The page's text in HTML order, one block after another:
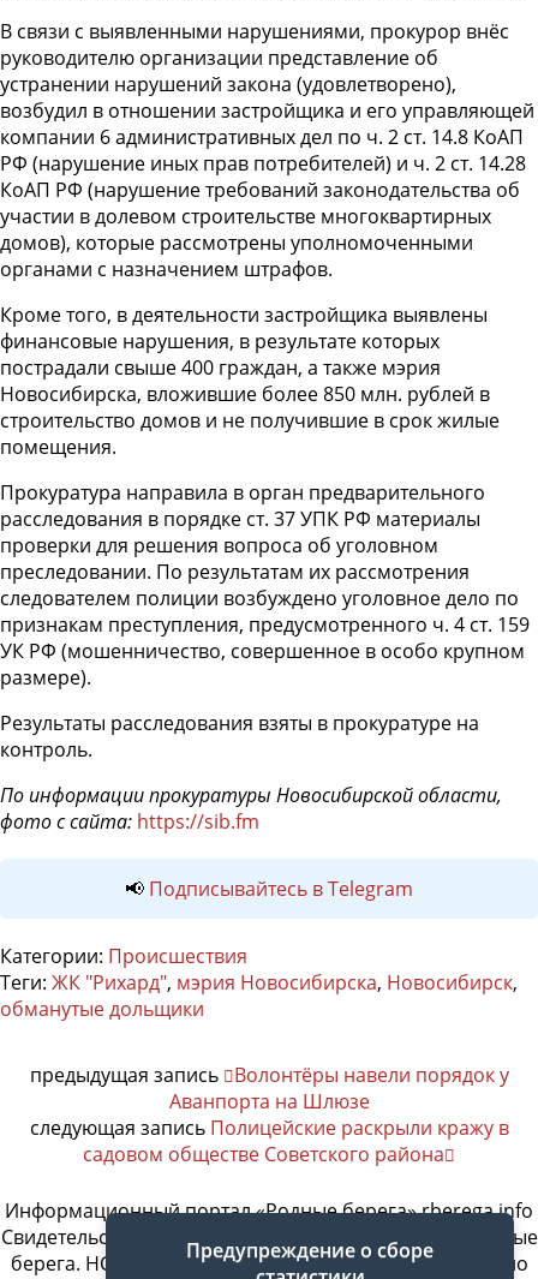
В связи с выявленными нарушениями, прокурор внёс
руководителю организации представление об
устранении нарушений закона (удовлетворено),
возбудил в отношении застройщика и его управляющей
компании 6 административных дел по ч. 2 ст. 14.8 КоАП
РФ (нарушение иных прав потребителей) и ч. 2 ст. 14.28
КоАП РФ (нарушение требований законодательства об
участии в долевом строительстве многоквартирных
домов), которые рассмотрены уполномоченными
органами с назначением штрафов.
Кроме того, в деятельности застройщика выявлены
финансовые нарушения, в результате которых
пострадали свыше 400 граждан, а также мэрия
Новосибирска, вложившие более 850 млн. рублей в
строительство домов и не получившие в срок жилые
помещения.
Прокуратура направила в орган предварительного
расследования в порядке ст. 37 УПК РФ материалы
проверки для решения вопроса об уголовном
преследовании. По результатам их рассмотрения
следователем полиции возбуждено уголовное дело по
признакам преступления, предусмотренного ч. 4 ст. 159
УК РФ (мошенничество, совершенное в особо крупном
размере).
Результаты расследования взяты в прокуратуре на
контроль.
По информации прокуратуры Новосибирской области,
фото с сайта: https://sib.fm
📢 Подписывайтесь в Telegram
Категории: Происшествия
Теги: ЖК "Рихард", мэрия Новосибирска, Новосибирск,
обманутые дольщики
предыдущая запись
Волонтёры навели порядок у
Аванпорта на Шлюзе
следующая запись Полицейские раскрыли кражу в
садовом обществе Советского района
Информационный портал «Родные берега» rberega.info
Свидетельство о регистрации сетевого издания «Родные
берега. НСК»: Эл № ФС77-74717 от 11.01.2019 г., выдано
Предупреждение о сборе